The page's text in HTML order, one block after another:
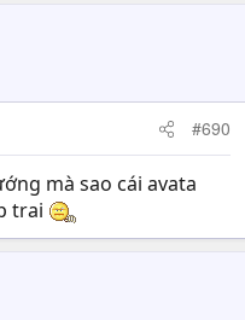
#690
mà sao cái avata
trai